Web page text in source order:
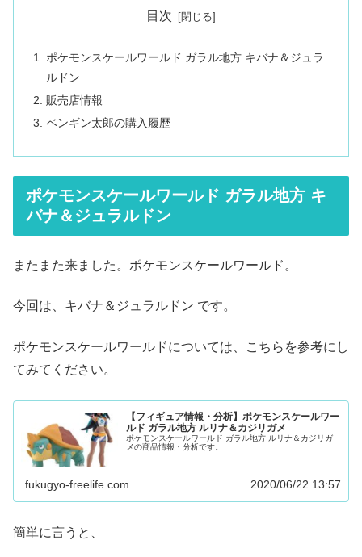
目次
ポケモンスケールワールド ガラル地方 キバナ＆ジュラ
ルドン
販売店情報
ペンギン太郎の購入履歴
ポケモンスケールワールド ガラル地方 キ
バナ＆ジュラルドン
またまた来ました。ポケモンスケールワールド。
今回は、キバナ＆ジュラルドン です。
ポケモンスケールワールドについては、こちらを参考にし
てみてください。
【フィギュア情報・分析】ポケモンスケールワー
ルド ガラル地方 ルリナ＆カジリガメ
ポケモンスケールワールド ガラル地方 ルリナ＆カジリガ
メの商品情報・分析です。
fukugyo-freelife.com 2020/06/22 13:57
簡単に言うと、